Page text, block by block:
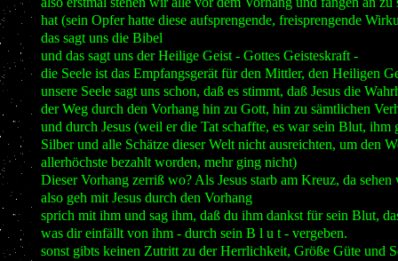
hat (sein Opfer hatte diese aufsprengende, freisprengende
das sagt uns die Bibel
und das sagt uns der Heilige Geist - Gottes Geisteskraft -
die Seele ist das Empfangsgerät für den Mittler, den Heiligen
unsere Seele sagt uns schon, daß es stimmt, daß Jesus die
der Weg durch den Vorhang hin zu Gott, hin zu sämtlichen
und durch Jesus (weil er die Tat schaffte, es war sein Blut,
Silber und alle Schätze dieser Welt nicht ausreichten, um den
allerhöchste bezahlt worden, mehr ging nicht)
Dieser Vorhang zerriß wo? Als Jesus starb am Kreuz, da
also geh mit Jesus durch den Vorhang
sprich mit ihm und sag ihm, daß du ihm dankst für sein Blut,
was dir einfällt von ihm - durch sein B l u t - vergeben.
sonst gibts keinen Zutritt zu der Herrlichkeit, Größe Güte und